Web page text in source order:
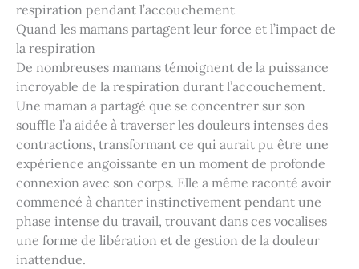
respiration pendant l’accouchement
Quand les mamans partagent leur force et l’impact de
la respiration
De nombreuses mamans témoignent de la puissance
incroyable de la respiration durant l’accouchement.
Une maman a partagé que se concentrer sur son
souffle l’a aidée à traverser les douleurs intenses des
contractions, transformant ce qui aurait pu être une
expérience angoissante en un moment de profonde
connexion avec son corps. Elle a même raconté avoir
commencé à chanter instinctivement pendant une
phase intense du travail, trouvant dans ces vocalises
une forme de libération et de gestion de la douleur
inattendue.